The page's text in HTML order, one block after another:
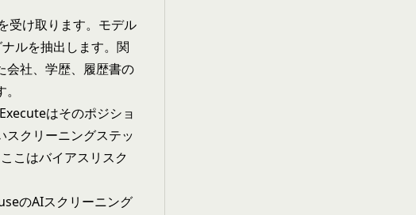
受け取ります。モデル
ルを抽出します。関
会社、学歴、履歴書の
はそのポジショ
スクリーニングステッ
こはバイアスリスク
のAIスクリーニング